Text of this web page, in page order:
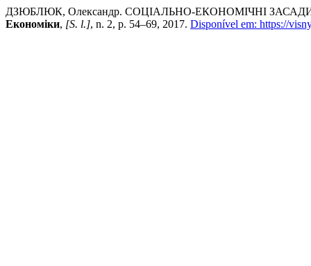
ДЗЮБЛЮК, Олександр. СОЦІАЛЬНО-ЕКОНОМІЧНІ
Економіки, [S. l.], n. 2, p. 54–69, 2017. Disponível em: https://